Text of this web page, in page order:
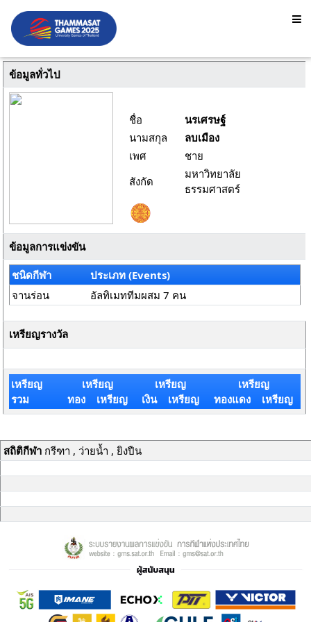
ข้อมูลทั่วไป
ชื่อ
นรเศรษฐ์
นามสกุล
ลบเมือง
เพศ
ชาย
สังกัด
มหาวิทยาลัย
ธรรมศาสตร์
ข้อมูลการแข่งขัน
ชนิดกีฬา
ประเภท (Events)
จานร่อน
อัลทิเมททีมผสม 7 คน
เหรียญรางวัล
เหรียญ
รวม
เหรียญ
ทอง เหรียญ
เหรียญ
เงิน เหรียญ
เหรียญ
ทองแดง เหรียญ
สถิติกีฬากรีฑา , ว่ายน้ำ , ยิงปืน